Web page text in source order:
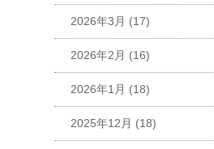
2026年3月 (17)
2026年2月 (16)
2026年1月 (18)
2025年12月 (18)